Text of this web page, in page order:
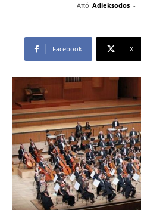
Από Adieksodos -
Facebook X